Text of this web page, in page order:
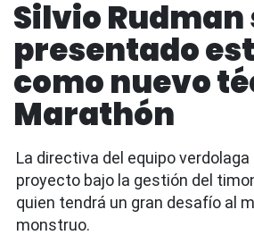
Silvio Rudman
presentado
como nuevo
Marathón
La directiva del equipo
proyecto bajo la gestión del
quien tendrá un gran desafío al
monstruo.